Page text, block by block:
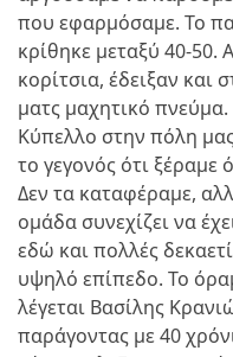
που εφαρμόσαμε. Το
κρίθηκε μεταξύ 40-50.
κορίτσια, έδειξαν και
ματς μαχητικό
Κύπελλο στην πόλη
το γεγονός ότι ξέραμε
Δεν τα καταφέραμε,
ομάδα συνεχίζει να
εδώ και πολλές
υψηλό επίπεδο. Το
λέγεται Βασίλης
παράγοντας με 40